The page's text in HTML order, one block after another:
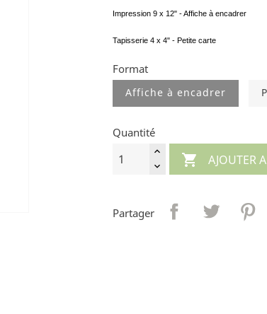
Impression 9 x 12" - Affiche à encadrer
Tapisserie 4 x 4" - Petite carte
Format
Affiche à encadrer
Quantité
 AJOUTER
Partager